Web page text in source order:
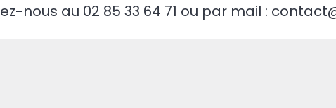
nous au 02 85 33 64 71 ou par mail :